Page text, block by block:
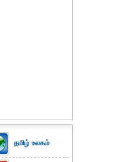
தமிழ் உலகம்